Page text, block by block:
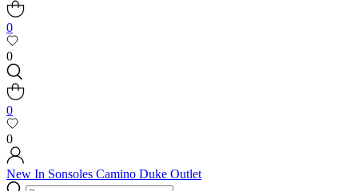
0
0
0
0
New In Sonsoles Camino Duke Outlet